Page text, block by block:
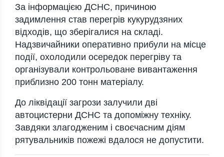
За інформацією ДСНС, причиною
задимлення став перегрів кукурудзяних
відходів, що зберігалися на складі.
Надзвичайники оперативно прибули на місце
події, охолодили осередок перегріву та
організували контрольоване вивантаження
приблизно 200 тонн матеріалу.
До ліквідації загрози залучили дві
автоцистерни ДСНС та допоміжну техніку.
Завдяки злагодженим і своєчасним діям
рятувальників пожежі вдалося не допустити.